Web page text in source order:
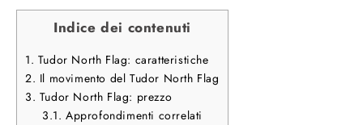
Indice dei contenuti
1. Tudor North Flag: caratteristiche
2. Il movimento del Tudor North Flag
3. Tudor North Flag: prezzo
3.1. Approfondimenti correlati